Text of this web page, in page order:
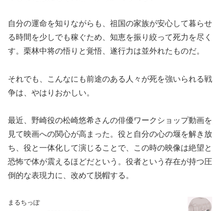
自分の運命を知りながらも、祖国の家族が安心して暮らせ
る時間を少しでも稼ぐため、知恵を振り絞って死力を尽く
す。栗林中将の悟りと覚悟、遂行力は並外れたものだ。
それでも、こんなにも前途のある人々が死を強いられる戦
争は、やはりおかしい。
最近、野崎役の松崎悠希さんの俳優ワークショップ動画を
見て映画への関心が高まった。役と自分の心の堰を解き放
ち、役と一体化して演じることで、この時の映像は絶望と
恐怖で体が震えるほどだという。役者という存在が持つ圧
倒的な表現力に、改めて脱帽する。
まるちっぽ